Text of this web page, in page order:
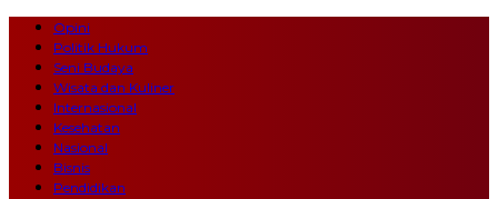
Opini
Politik Hukum
Seni Budaya
Wisata dan Kuliner
Internasional
Kesehatan
Nasional
Bisnis
Pendidikan